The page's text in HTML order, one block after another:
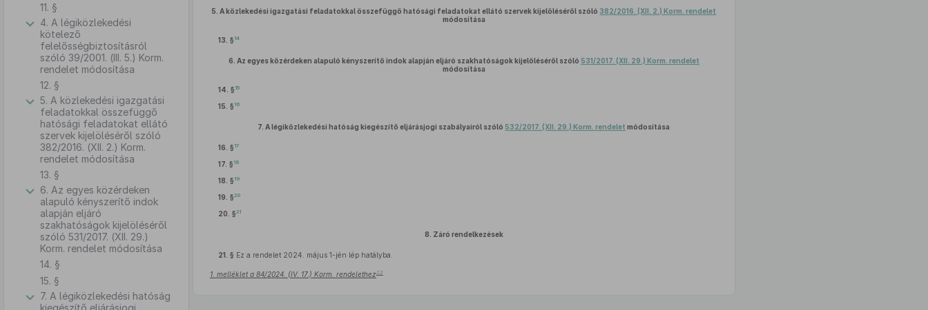
11. §
4. A légiközlekedési
kötelező
felelősségbiztosításról
szóló 39/2001. (III. 5.) Korm.
rendelet módosítása
12. §
5. A közlekedési igazgatási
feladatokkal összefüggő
hatósági feladatokat ellátó
szervek kijelöléséről szóló
382/2016. (XII. 2.) Korm.
rendelet módosítása
13. §
6. Az egyes közérdeken
alapuló kényszerítő indok
alapján eljáró
szakhatóságok kijelöléséről
szóló 531/2017. (XII. 29.)
Korm. rendelet módosítása
14. §
15. §
7. A légiközlekedési hatóság
kiegészítő eljárásjogi
5. A közlekedési igazgatási feladatokkal összefüggő hatósági feladatokat ellátó szervek kijelöléséről szóló 382/2016. (XII. 2.) Korm. rendelet
módosítása
13. § 14
6. Az egyes közérdeken alapuló kényszerítő indok alapján eljáró szakhatóságok kijelöléséről szóló 531/2017. (XII. 29.) Korm. rendelet
módosítása
14. § 15
15. § 16
7. A légiközlekedési hatóság kiegészítő eljárásjogi szabályairól szóló 532/2017. (XII. 29.) Korm. rendelet módosítása
16. § 17
17. § 18
18. § 19
19. §20
20. §21
8. Záró rendelkezések
21. § Ez a rendelet 2024. május 1-jén lép hatályba.
1. melléklet a 84/2024. (IV. 17.) Korm. rendelethez 22